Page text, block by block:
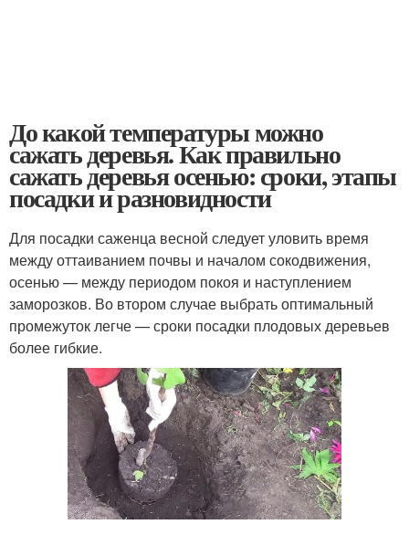
До какой температуры можно
сажать деревья. Как правильно
сажать деревья осенью: сроки, этапы
посадки и разновидности
Для посадки саженца весной следует уловить время
между оттаиванием почвы и началом сокодвижения,
осенью — между периодом покоя и наступлением
заморозков. Во втором случае выбрать оптимальный
промежуток легче — сроки посадки плодовых деревьев
более гибкие.